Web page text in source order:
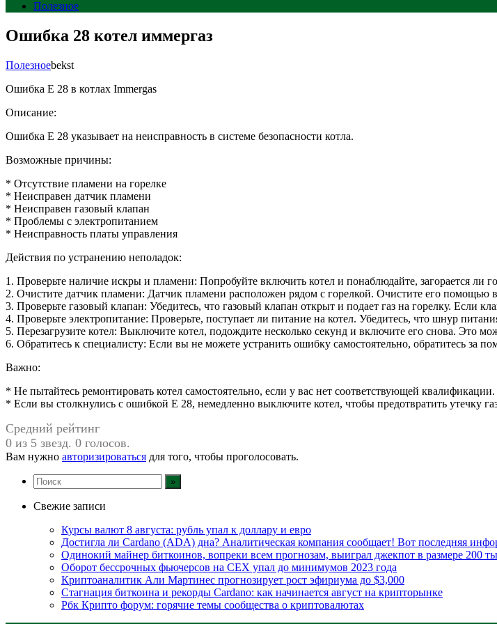
Полезное
Ошибка 28 котел иммергаз
Полезноеbekst
Ошибка E 28 в котлах Immergas
Описание:
Ошибка E 28 указывает на неисправность в системе безопасности котла.
Возможные причины:
* Отсутствие пламени на горелке
* Неисправен датчик пламени
* Неисправен газовый клапан
* Проблемы с электропитанием
* Неисправность платы управления
Действия по устранению неполадок:
1. Проверьте наличие искры и пламени: Попробуйте включить котел и понаблюдайте, загорается ли
2. Очистите датчик пламени: Датчик пламени расположен рядом с горелкой. Очистите его помощью
3. Проверьте газовый клапан: Убедитесь, что газовый клапан открыт и подает газ на горелку. Если
4. Проверьте электропитание: Проверьте, поступает ли питание на котел. Убедитесь, что шнур
5. Перезагрузите котел: Выключите котел, подождите несколько секунд и включите его снова. Это
6. Обратитесь к специалисту: Если вы не можете устранить ошибку самостоятельно, обратитесь за
Важно:
* Не пытайтесь ремонтировать котел самостоятельно, если у вас нет соответствующей квалификации.
* Если вы столкнулись с ошибкой E 28, немедленно выключите котел, чтобы предотвратить утечку
Средний рейтинг
0 из 5 звезд. 0 голосов.
Вам нужно авторизироваться для того, чтобы проголосовать.
Свежие записи
Курсы валют 8 августа: рубль упал к доллару и евро
Достигла ли Cardano (ADA) дна? Аналитическая компания сообщает! Вот последняя
Одинокий майнер биткоинов, вопреки всем прогнозам, выиграл джекпот в размере 200
Оборот бессрочных фьючерсов на CEX упал до минимумов 2023 года
Криптоаналитик Али Мартинес прогнозирует рост эфириума до $3,000
Стагнация биткоина и рекорды Cardano: как начинается август на крипторынке
Рбк Крипто форум: горячие темы сообщества о криптовалютах